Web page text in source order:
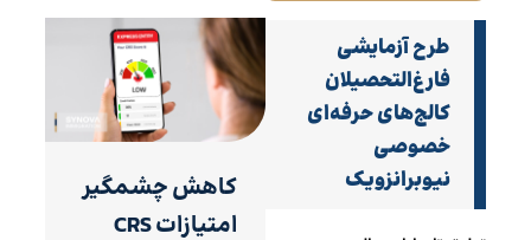
طرح آزمایشی
فارغ‌التحصیلان
کالج‌های حرفه‌ای
خصوصی
نیوبرانزویک
کاهش چشمگیر
امتیازات CRS